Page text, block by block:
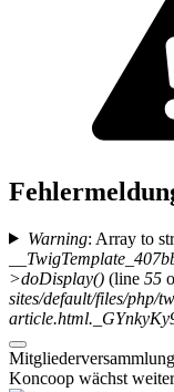
Warning: Array to
>doDisplay() (line 55
sites/default/files/php/
Koncoop wächst